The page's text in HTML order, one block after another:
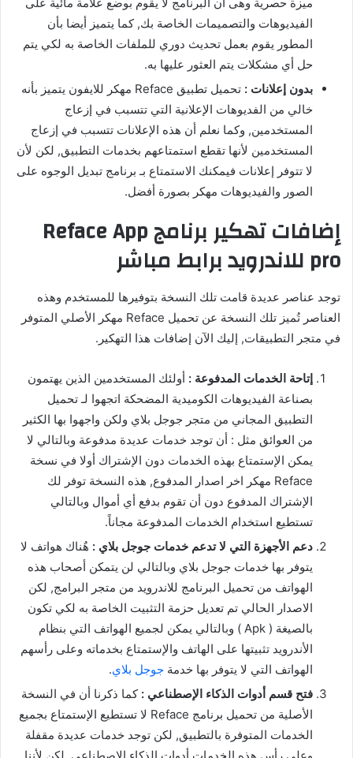
الفيديوهات والتصميمات الخاصة بك, كما يتميز أيضا بأن
المطور يقوم بعمل تحديث دوري للملفات الخاصة به لكي يتم
حل أي مشكلات يتم العثور عليها به.
بدون إعلانات :
تحميل تطبيق Reface مهكر للايفون يتميز بأنه
خالي من الفديوهات الإعلانية التي تتسبب في إزعاج
المستخدمين, وكما نعلم أن هذه الإعلانات تتسبب في إزعاج
المستخدمين لأنها تقطع استمتاعهم بخدمات التطبيق, لكن لأن
لا تتوفر إعلانات فيمكنك الاستمتاع بـ برنامج تبديل الوجوه على
الصور والفيديوهات مهكر بصورة أفضل.
إضافات تهكير برنامج Reface App
pro للاندرويد برابط مباشر
توجد عناصر عديدة قامت تلك النسخة بتوفيرها للمستخدم وهذه
العناصر تُميز تلك النسخة عن تحميل Reface مهكر الأصلي المتوفر
في متجر التطبيقات, إليك الآن إضافات هذا التهكير.
إتاحة الخدمات المدفوعة : أولئك المستخدمين الذين يهتمون
بصناعة الفيديوهات الكوميدية المضحكة اتجهوا لـ تحميل
التطبيق المجاني من متجر جوجل بلاي ولكن واجهوا بها الكثير
من العوائق مثل : أن توجد خدمات عديدة مدفوعة وبالتالي لا
يمكن الإستمتاع بهذه الخدمات دون الإشتراك أولا في نسخة
Reface مهكر اخر اصدار المدفوع, هذه النسخة توفر لك
الإشتراك المدفوع دون أن تقوم بدفع أي أموال وبالتالي
تستطيع استخدام الخدمات المدفوعة مجاناً.
دعم الأجهزة التي لا تدعم خدمات جوجل بلاي : هٌناك هواتف لا
يتوفر بها خدمات جوجل بلاي وبالتالي لن يتمكن أصحاب هذه
الهواتف من تحميل البرنامج للاندرويد من متجر البرامج, لكن
الاصدار الحالي تم تعديل حزمة التثبيت الخاصة به لكي تكون
بالصيغة ( Apk ) وبالتالي يمكن لجميع الهواتف التي بنظام
الأندرويد تثبيتها على الهاتف والإستمتاع بخدماته وعلى رأسهم
الهواتف التي لا يتوفر بها خدمة جوجل بلاي.
فتح قسم أدوات الذكاء الإصطناعي : كما ذكرنا أن في النسخة
الأصلية من تحميل برنامج Reface لا تستطيع الإستمتاع بجميع
الخدمات المتوفرة بالتطبيق, لكن توجد خدمات عديدة مقفلة